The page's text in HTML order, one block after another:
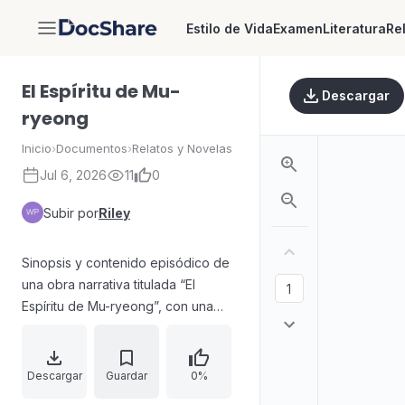
DocShare Estilo de VidaExamenLiteratura
El Espíritu de Mu-
ryeong
Inicio›Documentos›Relatos y Novelas
Jul 6, 2026 11 0
Subir porRiley
Sinopsis y contenido episódico de
una obra narrativa titulada “El
Espíritu de Mu-ryeong”, con una
múltiples capítulos organizados por
escenas. El índice presenta
Descargar Guardar 0%
Descargar